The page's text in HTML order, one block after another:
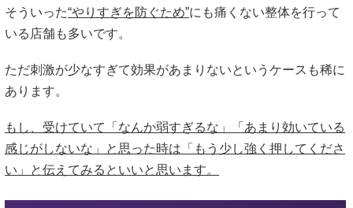
そういった“やりすぎを防ぐため”にも痛くない整体を行って
いる店舗も多いです。
ただ刺激が少なすぎて効果があまりないというケースも稀に
あります。
もし、受けていて「なんか弱すぎるな」「あまり効いている
感じがしないな」と思った時は「もう少し強く押してくださ
い」と伝えてみるといいと思います。